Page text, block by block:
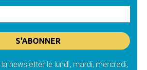
newsletter le lundi, mardi, mercredi,